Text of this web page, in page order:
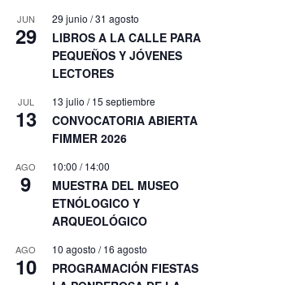
JUN
29
29 junio /31 agosto
LIBROS A LA CALLE PARA
PEQUEÑOS Y JÓVENES
LECTORES
JUL
13
13 julio /15 septiembre
CONVOCATORIA ABIERTA
FIMMER 2026
AGO
9
10:00 /14:00
MUESTRA DEL MUSEO
ETNÓLOGICO Y
ARQUEOLÓGICO
AGO
10
10 agosto /16 agosto
PROGRAMACIÓN FIESTAS